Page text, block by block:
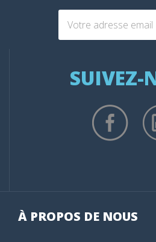
SUIVEZ-
À PROPOS DE NOUS